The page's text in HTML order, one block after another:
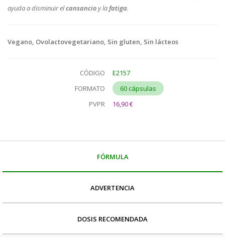
ayuda a disminuir elcansancioy la fatiga.
Vegano, Ovolactovegetariano, Sin gluten, Sin lácteos
CÓDIGO
E2157
FORMATO
60 cápsulas
PVPR
16,90 €
FÓRMULA
ADVERTENCIA
DOSIS RECOMENDADA